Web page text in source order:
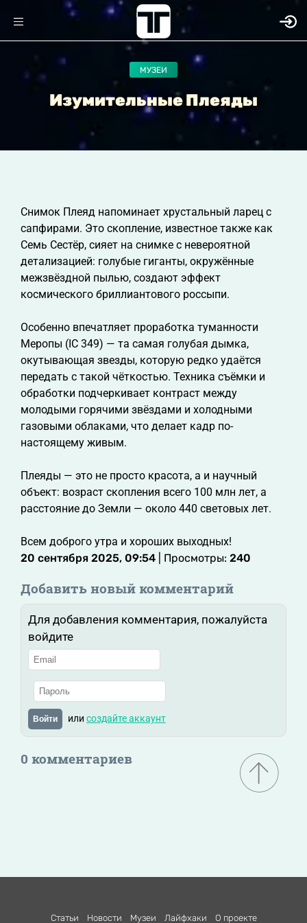
МУЗЕИ
Изумительные Плеяды
Снимок Плеяд напоминает хрустальный ларец с
сапфирами. Это скопление, известное также как
Семь Сестёр, сияет на снимке с невероятной
детализацией: голубые гиганты, окружённые
межзвёздной пылью, создают эффект
космического бриллиантового россыпи.
Особенно впечатляет проработка туманности
Меропы (IC 349) — та самая голубая дымка,
окутывающая звезды, которую редко удаётся
передать с такой чёткостью. Техника съёмки и
обработки подчеркивает контраст между
молодыми горячими звёздами и холодными
газовыми облаками, что делает кадр по-
настоящему живым.
Плеяды — это не просто красота, а и научный
объект: возраст скопления всего 100 млн лет, а
расстояние до Земли — около 440 световых лет.
Всем доброго утра и хороших выходных!
20 сентября 2025, 09:54 | Просмотры: 240
Добавить новый комментарий
Для добавления комментария, пожалуйста
войдите
Войти или создайте аккаунт
0 комментариев
Статьи Новости Музеи Лайфхаки О проекте